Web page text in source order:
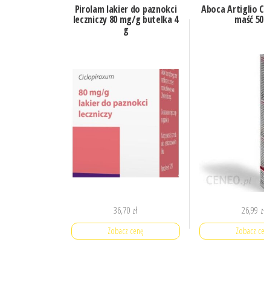
Pirolam lakier do paznokci
leczniczy 80 mg/g butelka 4
g
36,70 zł
Zobacz cenę
Aboca Artiglio
maść
26,99
Zobacz